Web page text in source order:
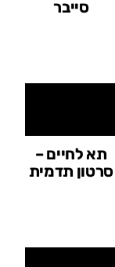
סייבר
תא לחיים –
סרטון תדמית